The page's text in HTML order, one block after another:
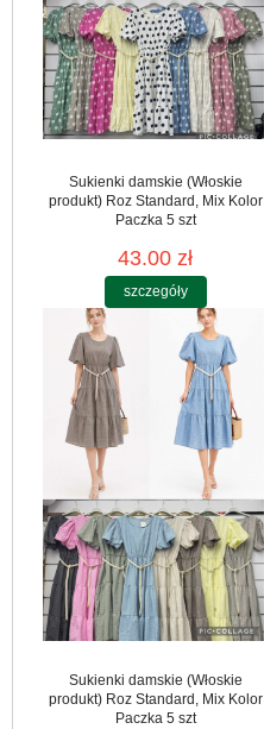
Sukienki damskie (Włoskie
produkt) Roz Standard, Mix Kolor
Paczka 5 szt
43.00 zł
szczegóły
Sukienki damskie (Włoskie
produkt) Roz Standard, Mix Kolor
Paczka 5 szt